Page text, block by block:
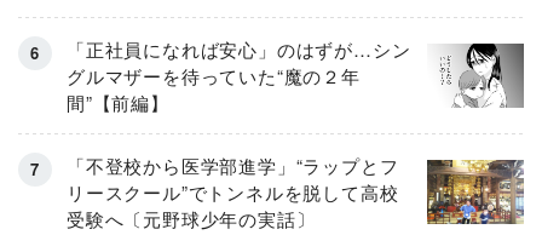
「正社員になれば安心」のはずが…シン
グルマザーを待っていた“魔の２年
間”【前編】
「不登校から医学部進学」“ラップとフ
リースクール”でトンネルを脱して高校
受験へ〔元野球少年の実話〕